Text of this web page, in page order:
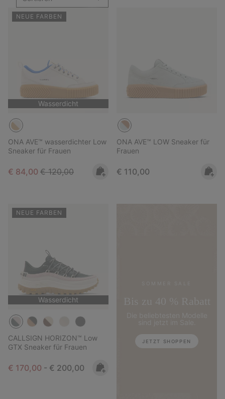
NEUE FARBEN
Wasserdicht
ONA AVE™ wasserdichter Low
Sneaker für Frauen
Sale price:
€ 84,00 Regular price:
€ 120,00
ONA AVE™ LOW Sneaker für
Frauen
Regular price:
€ 110,00
NEUE FARBEN
Wasserdicht
CALLSIGN HORIZON™ Low
GTX Sneaker für Frauen
Minimum sale price:
€ 170,00 - Maximum price:
€ 200,00
JETZT SHOPPEN